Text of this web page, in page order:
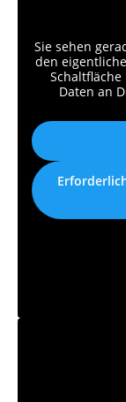
Sie sehen
den
Daten an